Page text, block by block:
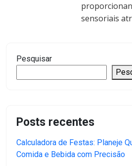
sensoriais
Pesquisar
Posts recentes
Calculadora de Festas: Planeje
Comida e Bebida com Precisão